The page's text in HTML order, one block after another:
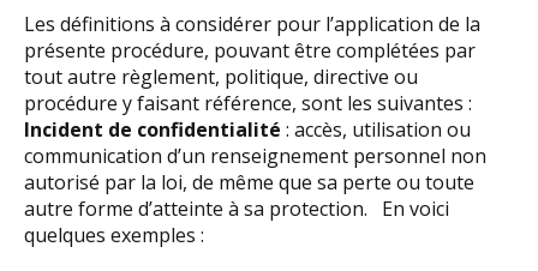
Les définitions à considérer pour l’application de la
présente procédure, pouvant être complétées par
tout autre règlement, politique, directive ou
procédure y faisant référence, sont les suivantes :
Incident de confidentialité : accès, utilisation ou
communication d’un renseignement personnel non
autorisé par la loi, de même que sa perte ou toute
autre forme d’atteinte à sa protection. En voici
quelques exemples :